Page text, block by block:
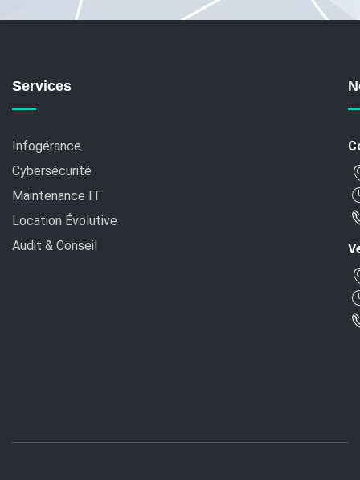
Services
Infogérance
Cybersécurité
Maintenance IT
Location Évolutive
Audit & Conseil